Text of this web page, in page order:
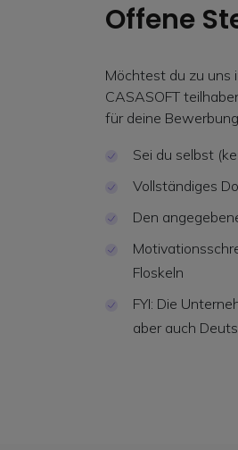
Offene
Möchtest du zu uns
CASASOFT
für deine
Sei du selbst
Vollständiges
Den
Floskeln
FYI: Die
aber auch